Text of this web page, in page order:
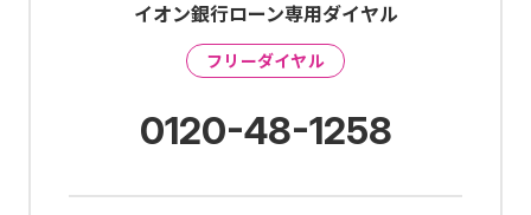
イオン銀行ローン専用ダイヤル
フリーダイヤル
0120-48-1258